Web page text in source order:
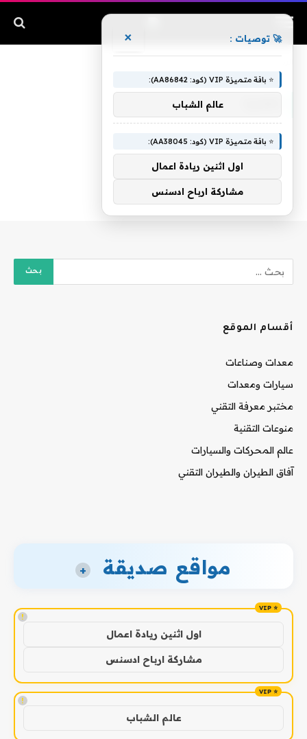
أقسام الموقع
معدات وصناعات
سيارات ومعدات
مختبر معرفة التقني
منوعات التقنية
عالم المحركات والسيارات
آفاق الطيران والطيران التقني
مواقع صديقة +
!
اول اثنين ريادة اعمال
مشاركة ارباح ادسنس
!
عالم الشباب
🚀 توصيات : ×
⭐ باقة متميزة VIP (كود: AA86842):
عالم الشباب
⭐ باقة متميزة VIP (كود: AA38045):
اول اثنين ريادة اعمال
مشاركة ارباح ادسنس